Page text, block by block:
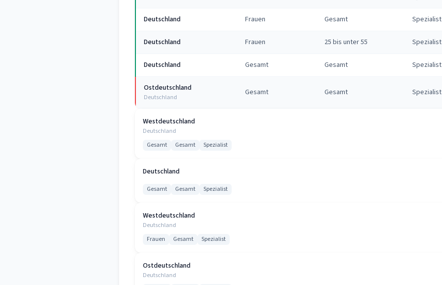
Deutschland Frauen Gesamt Spezialist
Deutschland Frauen 25 bis unter 55 Spezialist
Deutschland Gesamt Gesamt Spezialist
Ostdeutschland
Deutschland
Gesamt Gesamt Spezialist
Westdeutschland
Deutschland
Gesamt Gesamt Spezialist
Deutschland
Gesamt Gesamt Spezialist
Westdeutschland
Deutschland
Frauen Gesamt Spezialist
Ostdeutschland
Deutschland